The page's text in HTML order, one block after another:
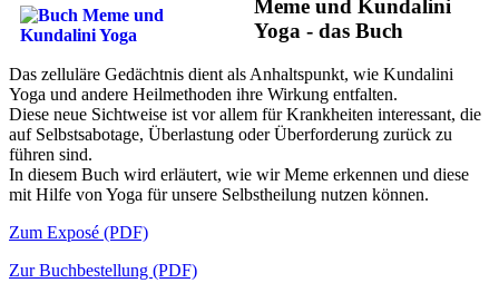
Meme und Kundalini
Yoga - das Buch
Das zelluläre Gedächtnis dient als Anhaltspunkt, wie Kundalini
Yoga und andere Heilmethoden ihre Wirkung entfalten.
Diese neue Sichtweise ist vor allem für Krankheiten interessant, die
auf Selbstsabotage, Überlastung oder Überforderung zurück zu
führen sind.
In diesem Buch wird erläutert, wie wir Meme erkennen und diese
mit Hilfe von Yoga für unsere Selbstheilung nutzen können.
Zum Exposé (PDF)
Zur Buchbestellung (PDF)